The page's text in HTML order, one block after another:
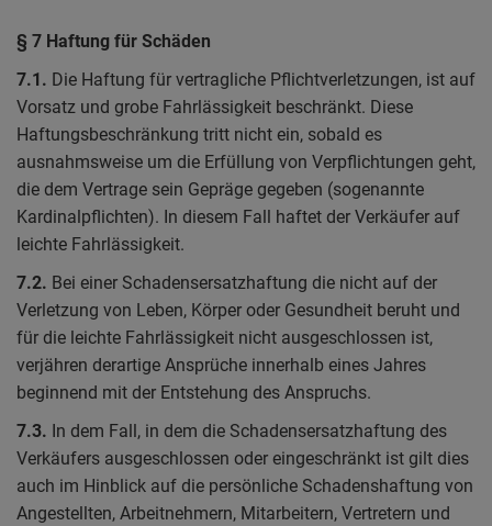
§ 7 Haftung für Schäden
7.1. Die Haftung für vertragliche Pflichtverletzungen, ist auf
Vorsatz und grobe Fahrlässigkeit beschränkt. Diese
Haftungsbeschränkung tritt nicht ein, sobald es
ausnahmsweise um die Erfüllung von Verpflichtungen geht,
die dem Vertrage sein Gepräge gegeben (sogenannte
Kardinalpflichten). In diesem Fall haftet der Verkäufer auf
leichte Fahrlässigkeit.
7.2. Bei einer Schadensersatzhaftung die nicht auf der
Verletzung von Leben, Körper oder Gesundheit beruht und
für die leichte Fahrlässigkeit nicht ausgeschlossen ist,
verjähren derartige Ansprüche innerhalb eines Jahres
beginnend mit der Entstehung des Anspruchs.
7.3. In dem Fall, in dem die Schadensersatzhaftung des
Verkäufers ausgeschlossen oder eingeschränkt ist gilt dies
auch im Hinblick auf die persönliche Schadenshaftung von
Angestellten, Arbeitnehmern, Mitarbeitern, Vertretern und